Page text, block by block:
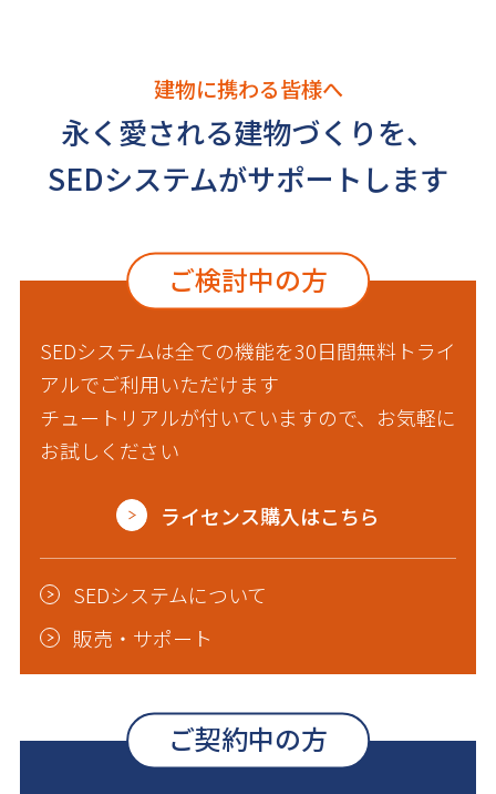
建物に携わる皆様へ
永く愛される建物づくりを、
SEDシステムがサポートします
ご検討中の方
SEDシステムは全ての機能を30日間無料トライ
アルでご利用いただけます
チュートリアルが付いていますので、お気軽に
お試しください
ライセンス購入はこちら
SEDシステムについて
販売・サポート
ご契約中の方